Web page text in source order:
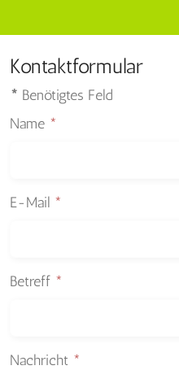
Kontaktformular
* Benötigtes Feld
Name *
E-Mail *
Betreff *
Nachricht *